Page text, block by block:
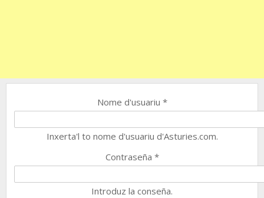
Nome d'usuariu *
Inxerta'l to nome d'usuariu d'Asturies.com.
Contraseña *
Introduz la conseña.